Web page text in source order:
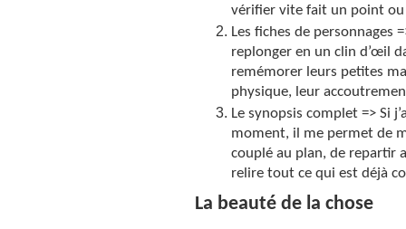
vérifier vite fait un point
Les fiches de personnages
replonger en un clin d’œil
remémorer leurs petites
physique, leur
Le synopsis complet => Si
moment, il me permet de
couplé au plan, de repartir
relire tout ce qui est déjà
La beauté de la chose